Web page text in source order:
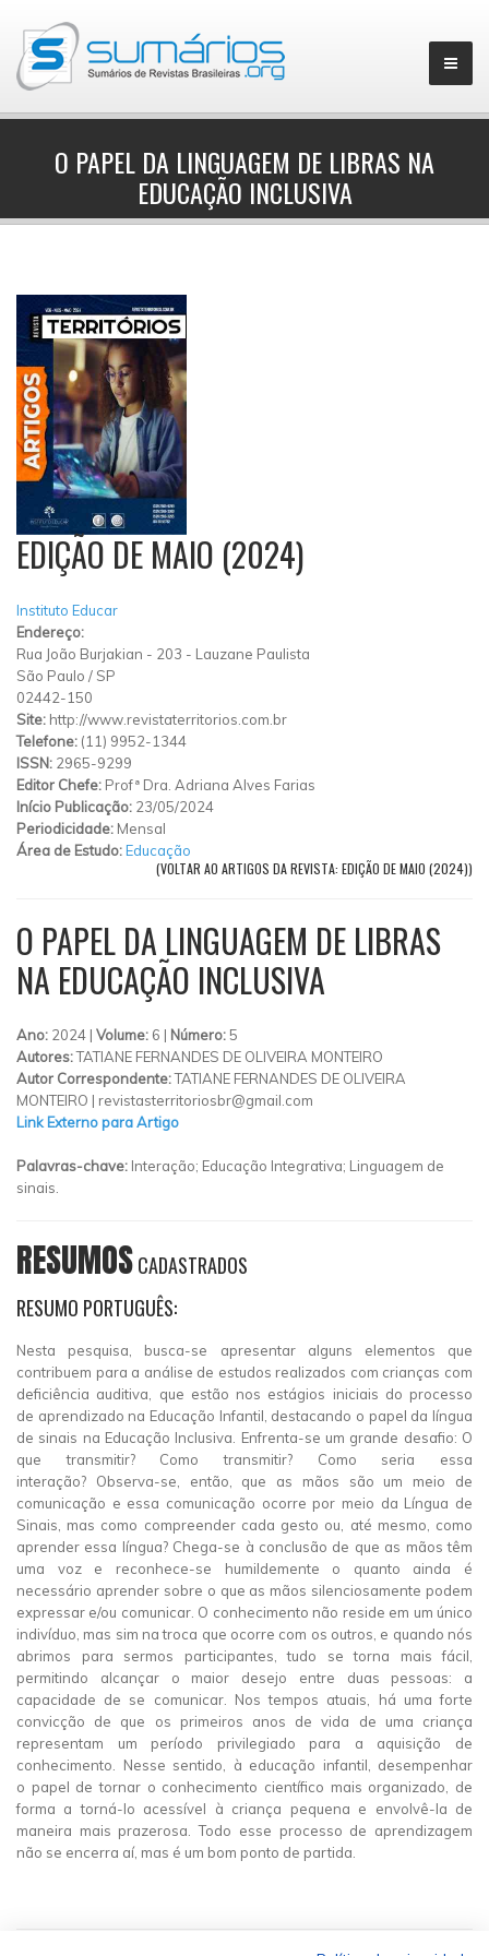
O PAPEL DA LINGUAGEM DE LIBRAS NA
EDUCAÇÃO INCLUSIVA
EDIÇÃO DE MAIO (2024)
Instituto Educar
Endereço:
Rua João Burjakian - 203 - Lauzane Paulista
São Paulo / SP
02442-150
Site: http://www.revistaterritorios.com.br
Telefone: (11) 9952-1344
ISSN: 2965-9299
Editor Chefe: Profª Dra. Adriana Alves Farias
Início Publicação: 23/05/2024
Periodicidade: Mensal
Área de Estudo:Educação
(VOLTAR AO ARTIGOS DA REVISTA: EDIÇÃO DE MAIO (2024))
O PAPEL DA LINGUAGEM DE LIBRAS
NA EDUCAÇÃO INCLUSIVA
Ano: 2024 | Volume: 6 | Número:5
Autores:TATIANE FERNANDES DE OLIVEIRA MONTEIRO
Autor Correspondente:TATIANE FERNANDES DE OLIVEIRA
MONTEIRO | revistasterritoriosbr@gmail.com
Link Externo para Artigo
Palavras-chave: Interação; Educação Integrativa; Linguagem de
sinais.
RESUMOSCADASTRADOS
RESUMO PORTUGUÊS:
Nesta pesquisa, busca-se apresentar alguns elementos que
contribuem para a análise de estudos realizados com crianças com
deficiência auditiva, que estão nos estágios iniciais do processo
de aprendizado na Educação Infantil, destacando o papel da língua
de sinais na Educação Inclusiva. Enfrenta-se um grande desafio: O
que transmitir? Como transmitir? Como seria essa
interação? Observa-se, então, que as mãos são um meio de
comunicação e essa comunicação ocorre por meio da Língua de
Sinais, mas como compreender cada gesto ou, até mesmo, como
aprender essa língua? Chega-se à conclusão de que as mãos têm
uma voz e reconhece-se humildemente o quanto ainda é
necessário aprender sobre o que as mãos silenciosamente podem
expressar e/ou comunicar. O conhecimento não reside em um único
indivíduo, mas sim na troca que ocorre com os outros, e quando nós
abrimos para sermos participantes, tudo se torna mais fácil,
permitindo alcançar o maior desejo entre duas pessoas: a
capacidade de se comunicar. Nos tempos atuais, há uma forte
convicção de que os primeiros anos de vida de uma criança
representam um período privilegiado para a aquisição de
conhecimento. Nesse sentido, à educação infantil, desempenhar
o papel de tornar o conhecimento científico mais organizado, de
forma a torná-lo acessível à criança pequena e envolvê-la de
maneira mais prazerosa. Todo esse processo de aprendizagem
não se encerra aí, mas é um bom ponto de partida.